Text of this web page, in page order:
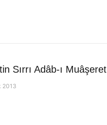
Sırrı Adâb-ı Muâşeret
2013